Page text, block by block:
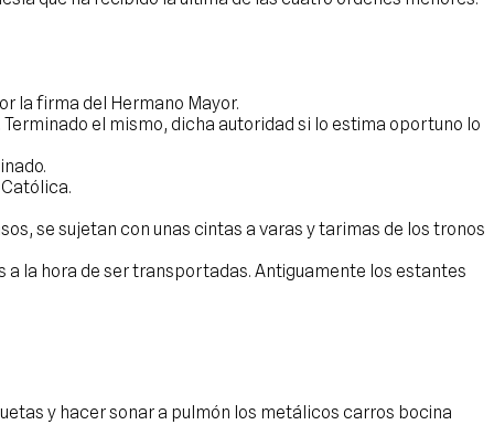
la firma del Hermano Mayor.
el mismo, dicha autoridad si lo estima oportuno lo
se sujetan con unas cintas a varas y tarimas de los tronos
la hora de ser transportadas. Antiguamente los estantes
y hacer sonar a pulmón los metálicos carros bocina